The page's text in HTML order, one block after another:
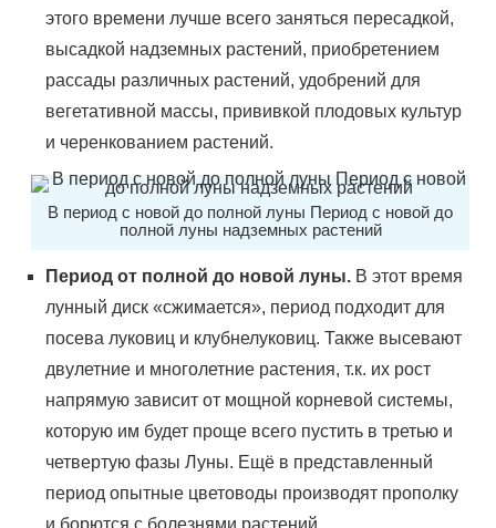
этого времени лучше всего заняться пересадкой,
высадкой надземных растений, приобретением
рассады различных растений, удобрений для
вегетативной массы, прививкой плодовых культур
и черенкованием растений.
В период с новой до полной луны Период с новой до
полной луны надземных растений
Период от полной до новой луны. В этот время
лунный диск «сжимается», период подходит для
посева луковиц и клубнелуковиц. Также высевают
двулетние и многолетние растения, т.к. их рост
напрямую зависит от мощной корневой системы,
которую им будет проще всего пустить в третью и
четвертую фазы Луны. Ещё в представленный
период опытные цветоводы производят прополку
и борются с болезнями растений.